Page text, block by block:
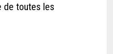
de toutes les